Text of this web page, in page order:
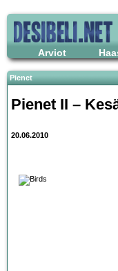
Arviot
Pienet
Pienet II –
20.06.2010